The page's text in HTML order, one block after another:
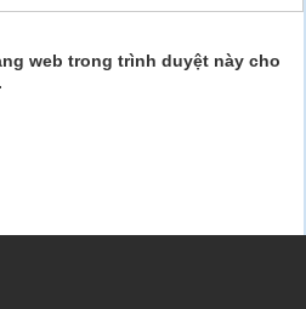
web trong trình duyệt này cho